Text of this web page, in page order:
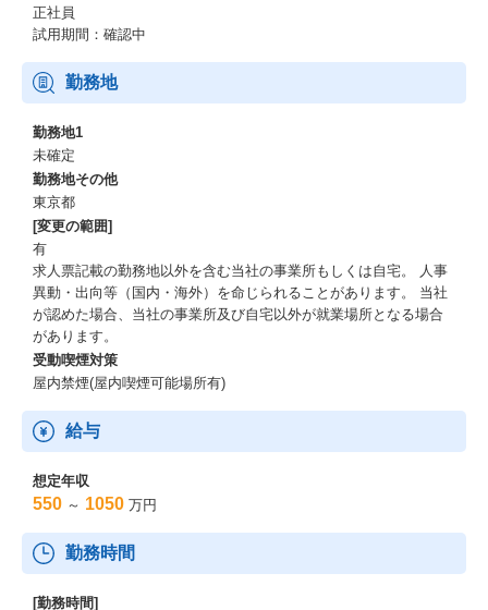
成コンテンツが充実！
・組織内の情報交流を盛んにしており、自らの業務知識、技術ス
【身に付けることができるスキル】
・金融系システムにおける可用性、信頼性、性能など非機能要件
に関する知識・スキル
・オープン系製品知識（オープンソース、ベンダー各社製品）
・システムアーキテクト
・トラブルシューティング
・プロジェクトマネジメント
など
【キャリアパス】
技術の専門性を高め基盤インフラ系の技術リーダー、第一人者と
して活躍される方が大勢います。
技術の専門性を高めたキャリアアップ、マネジメント能力を高め
たキャリアアップと志向に合わせたキャリアアップを目指すこと
またご本人の希望と適性に応じて技術の専門性を変更し技術の幅
を広げる方もいます。
正社員
試用期間：確認中
勤務地
勤務地1
未確定
勤務地その他
東京都
[変更の範囲]
有
求人票記載の勤務地以外を含む当社の事業所もしくは自宅。 人事
異動・出向等（国内・海外）を命じられることがあります。 当社
が認めた場合、当社の事業所及び自宅以外が就業場所となる場合
があります。
受動喫煙対策
屋内禁煙(屋内喫煙可能場所有)
給与
想定年収
550 ～ 1050 万円
勤務時間
[勤務時間]